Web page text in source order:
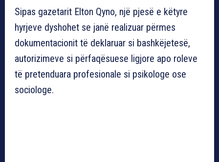
Sipas gazetarit Elton Qyno, një pjesë e këtyre
hyrjeve dyshohet se janë realizuar përmes
dokumentacionit të deklaruar si bashkëjetesë,
autorizimeve si përfaqësuese ligjore apo roleve
të pretenduara profesionale si psikologe ose
sociologe.